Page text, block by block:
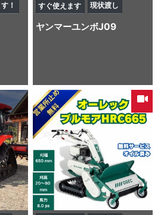
！
すぐ使えます 現状渡し
ヤンマーユンボJ09